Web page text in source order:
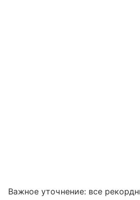
Важное уточнение: все